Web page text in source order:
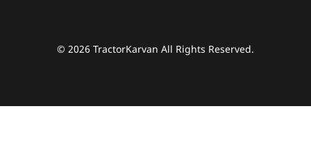
© 2026 TractorKarvan All Rights Reserved.